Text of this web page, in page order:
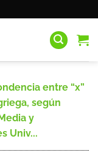
entre “x”
según
y
Univ...